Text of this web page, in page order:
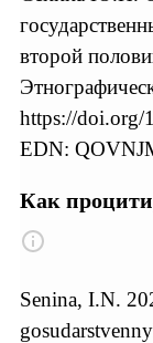
второй
https://doi.org/
EDN:
Как
Senina, I.N.